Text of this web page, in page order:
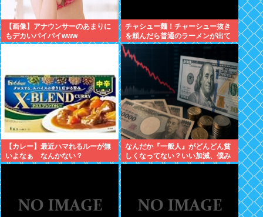
【画像】アナウンサーのあまりに
もデカいパイパイwww
チャシュー麺！チャーシュー抜き
を頼んだら普通のラーメンが出て
きたんだが、これっておかしくね
え？
【カレー】最近ハマれるルーが無
いよなぁ なんかない？
なんだか『一般人』がどんどん貧
しくなってない？いい加減、僕み
たいに副業したら？週に2日休む